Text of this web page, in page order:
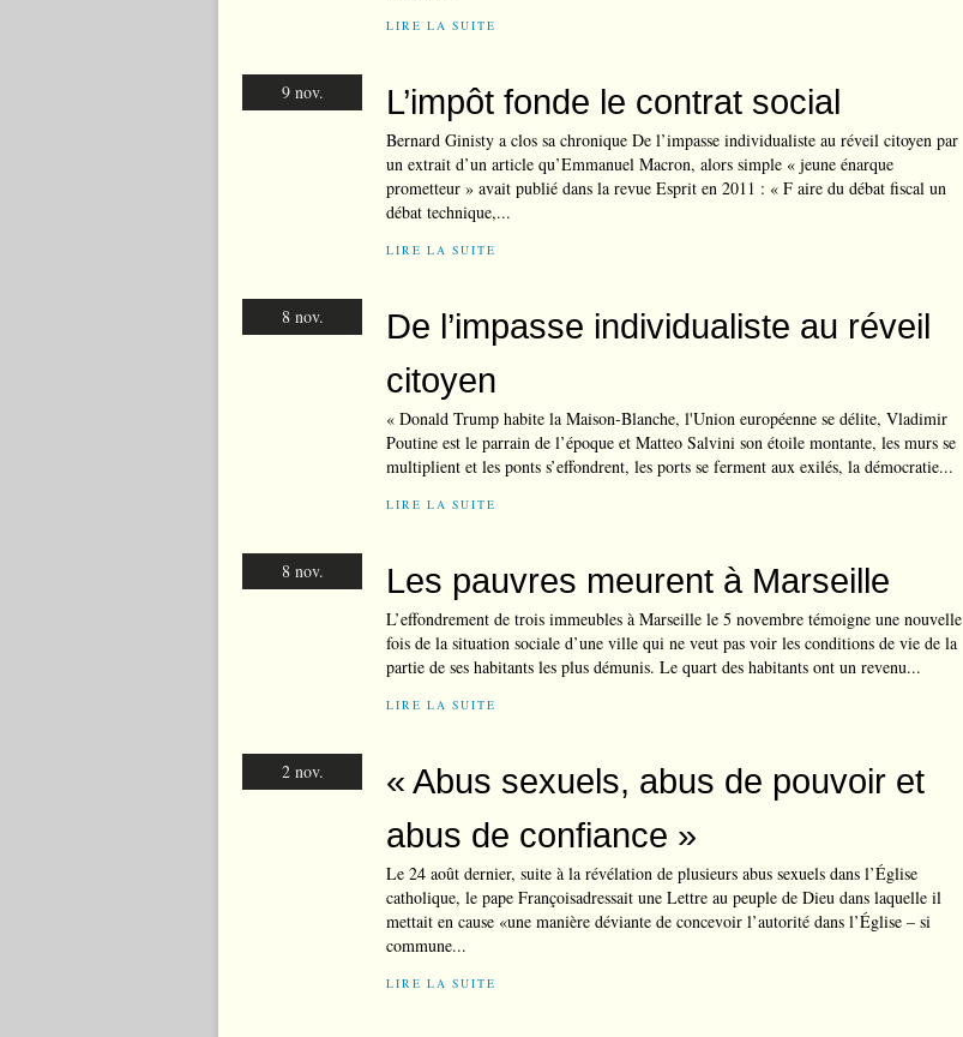
LIRE LA SUITE
9 nov. L’impôt fonde le contrat social
Bernard Ginisty a clos sa chronique De l’impasse individualiste au réveil citoyen par
un extrait d’un article qu’Emmanuel Macron, alors simple « jeune énarque
prometteur » avait publié dans la revue Esprit en 2011 : « F aire du débat fiscal un
débat technique,...
LIRE LA SUITE
8 nov.
De l’impasse individualiste au réveil
citoyen
« Donald Trump habite la Maison-Blanche, l'Union européenne se délite, Vladimir
Poutine est le parrain de l’époque et Matteo Salvini son étoile montante, les murs se
multiplient et les ponts s’effondrent, les ports se ferment aux exilés, la démocratie...
LIRE LA SUITE
8 nov. Les pauvres meurent à Marseille
L’effondrement de trois immeubles à Marseille le 5 novembre témoigne une nouvelle
fois de la situation sociale d’une ville qui ne veut pas voir les conditions de vie de la
partie de ses habitants les plus démunis. Le quart des habitants ont un revenu...
LIRE LA SUITE
2 nov.
« Abus sexuels, abus de pouvoir et
abus de confiance »
Le 24 août dernier, suite à la révélation de plusieurs abus sexuels dans l’Église
catholique, le pape Françoisadressait une Lettre au peuple de Dieu dans laquelle il
mettait en cause «une manière déviante de concevoir l’autorité dans l’Église – si
commune...
LIRE LA SUITE